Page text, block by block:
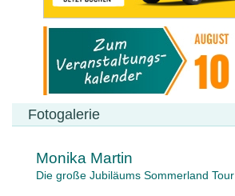
Fotogalerie
Monika Martin
Die große Jubiläums Sommerland Tour